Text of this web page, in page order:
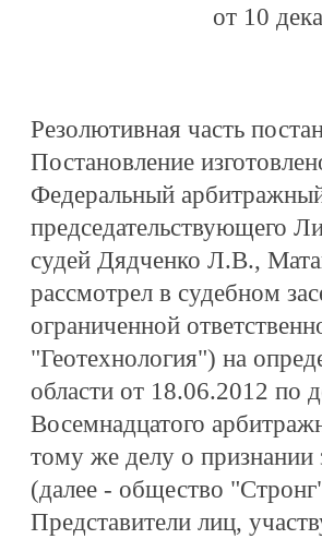
от 10
Резолютивная часть
Постановление
Федеральный
председательствующего
судей Дядченко Л.В.,
рассмотрел в судебном
ограниченной
"Геотехнология") на
области от 18.06.2012 по
Восемнадцатого
тому же делу о признании
(далее - общество
Представители лиц,